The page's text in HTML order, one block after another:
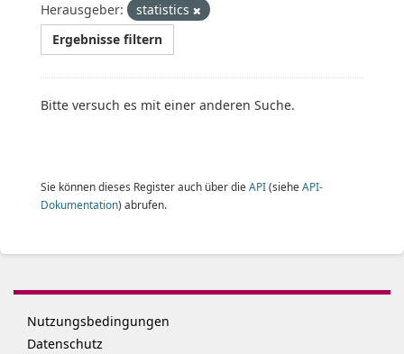
Herausgeber:
statistics
Ergebnisse filtern
Bitte versuch es mit einer anderen Suche.
Sie können dieses Register auch über die API(siehe API-
Dokumentation) abrufen.
Nutzungsbedingungen
Datenschutz